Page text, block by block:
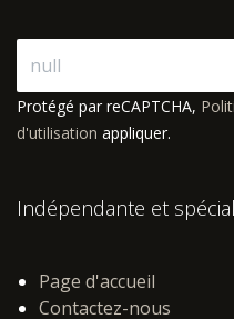
Protégé par reCAPTCHA,
d'utilisation appliquer.
Indépendante et
Page d'accueil
Contactez-nous